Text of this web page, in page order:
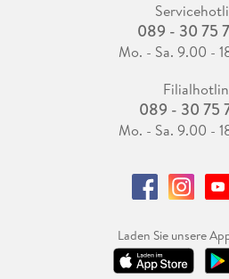
089 - 30 75
Mo. - Sa. 9.00 -
089 - 30 75
Mo. - Sa. 9.00 -
Laden Sie unsere